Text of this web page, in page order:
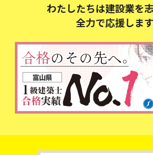
わたしたちは建設業を
全力で応援します